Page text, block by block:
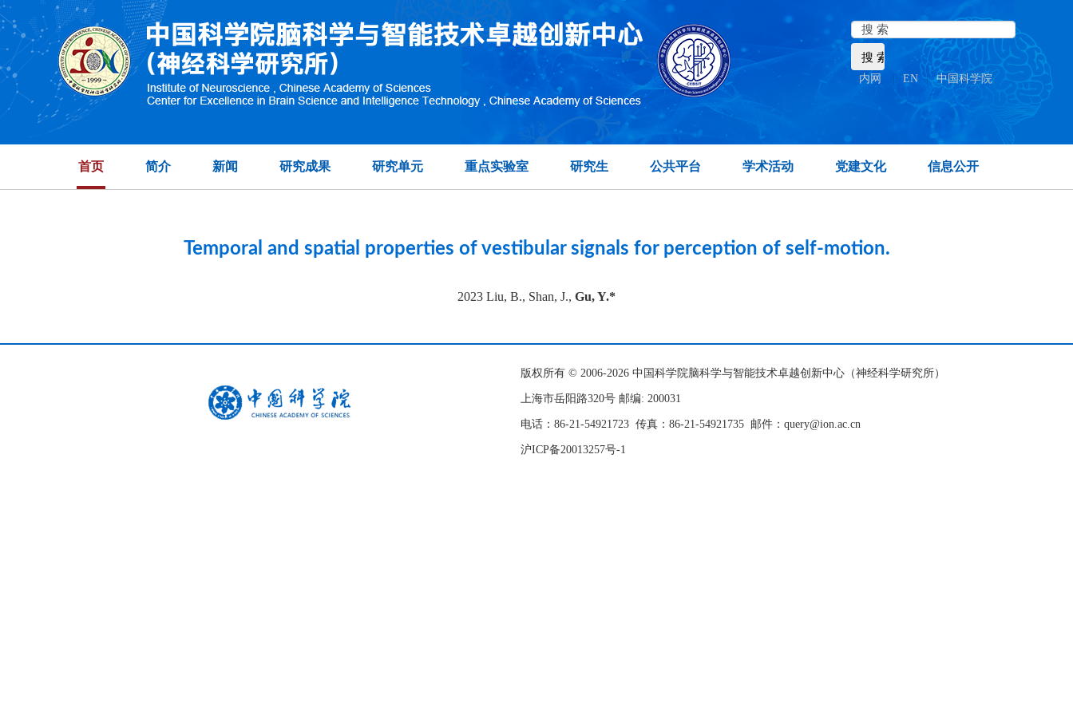
内网 EN | 中国科学院
首页 简介 新闻 研究成果 研究单元 重点实验室 研究生 公共平台 学术活动 党建文化 信息公开
High-dimensional topographic organization of visual features in the primate temporal lobe.
Temporal and spatial properties of vestibular signals for perception of self-motion.
2023 Liu, B., Shan, J., Gu, Y.*
版权所有 © 2006-2026 中国科学院脑科学与智能技术卓越创新中心（神经科学研究所）
上海市岳阳路320号 邮编: 200031
电话：86-21-54921723 传真：86-21-54921735 邮件：query@ion.ac.cn
沪ICP备20013257号-1